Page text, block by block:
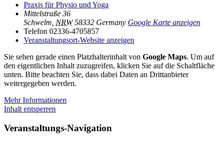
Praxis für Physio und Yoga
Mittelstraße 36
Schwelm NRW 58332 Germany Google Karte anzeigen
Telefon 02336-4705857
Veranstaltungsort-Website anzeigen
Sie sehen gerade einen Platzhalterinhalt von Google Maps. Um auf
den eigentlichen Inhalt zuzugreifen, klicken Sie auf die Schaltfläche
unten. Bitte beachten Sie, dass dabei Daten an Drittanbieter
weitergegeben werden.
Mehr Informationen
Inhalt entsperren
Veranstaltungs-Navigation